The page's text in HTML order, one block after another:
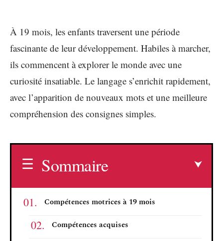
À 19 mois, les enfants traversent une période
fascinante de leur développement. Habiles à marcher,
ils commencent à explorer le monde avec une
curiosité insatiable. Le langage s’enrichit rapidement,
avec l’apparition de nouveaux mots et une meilleure
compréhension des consignes simples.
Sommaire
Compétences motrices à 19 mois
Compétences acquises